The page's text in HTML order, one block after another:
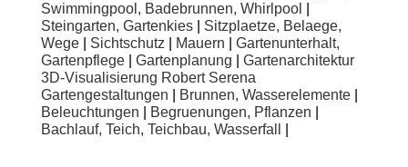
Swimmingpool, Badebrunnen, Whirlpool
Steingarten, Gartenkies| Sitzplaetze, Belaege,
Wege| Sichtschutz Mauern
Gartenunterhalt,
Gartenpflege| Gartenplanung
Gartenarchitektur
3D-Visualisierung Robert Serena
Gartengestaltungen
Brunnen, Wasserelemente|
Beleuchtungen
Begruenungen, Pflanzen
Bachlauf, Teich, Teichbau, Wasserfall